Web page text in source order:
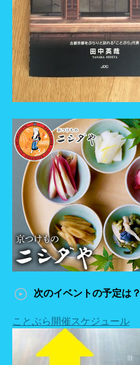
次のイベントの予定は？
ことぶら開催スケジュール